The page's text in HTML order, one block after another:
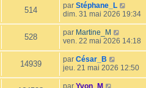
g
e
m
e
s
a
g
d
e
r
e
r
e
s
514 par Stéphane_L
dim. 31 mai 2026 19:34
528 par Martine_M
ven. 22 mai 2026 14:18
14939 par César_B
jeu. 21 mai 2026 12:50